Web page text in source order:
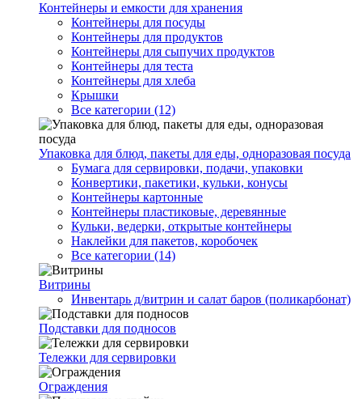
Контейнеры и емкости для хранения
Контейнеры для посуды
Контейнеры для продуктов
Контейнеры для сыпучих продуктов
Контейнеры для теста
Контейнеры для хлеба
Крышки
Все категории (12)
Упаковка для блюд, пакеты для еды, одноразовая посуда
Бумага для сервировки, подачи, упаковки
Конвертики, пакетики, кульки, конусы
Контейнеры картонные
Контейнеры пластиковые, деревянные
Кульки, ведерки, открытые контейнеры
Наклейки для пакетов, коробочек
Все категории (14)
Витрины
Инвентарь д/витрин и салат баров (поликарбонат)
Подставки для подносов
Тележки для сервировки
Ограждения